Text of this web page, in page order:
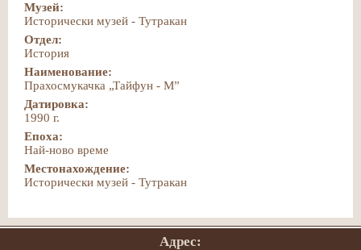
Музей:
Исторически музей - Тутракан
Отдел:
История
Наименование:
Прахосмукачка „Тайфун - М”
Датировка:
1990 г.
Епоха:
Най-ново време
Местонахождение:
Исторически музей - Тутракан
Адрес: